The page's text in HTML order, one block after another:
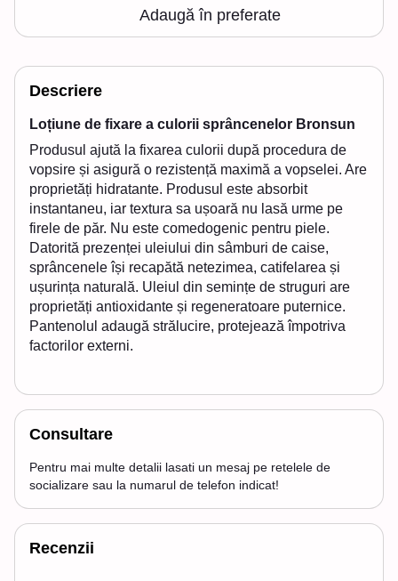
Adaugă în preferate
Descriere
Loțiune de fixare a culorii sprâncenelor Bronsun
Produsul ajută la fixarea culorii după procedura de
vopsire și asigură o rezistență maximă a vopselei. Are
proprietăți hidratante. Produsul este absorbit
instantaneu, iar textura sa ușoară nu lasă urme pe
firele de păr. Nu este comedogenic pentru piele.
Datorită prezenței uleiului din sâmburi de caise,
sprâncenele își recapătă netezimea, catifelarea și
ușurința naturală. Uleiul din semințe de struguri are
proprietăți antioxidante și regeneratoare puternice.
Pantenolul adaugă strălucire, protejează împotriva
factorilor externi.
Consultare
Pentru mai multe detalii lasati un mesaj pe retelele de
socializare sau la numarul de telefon indicat!
Recenzii